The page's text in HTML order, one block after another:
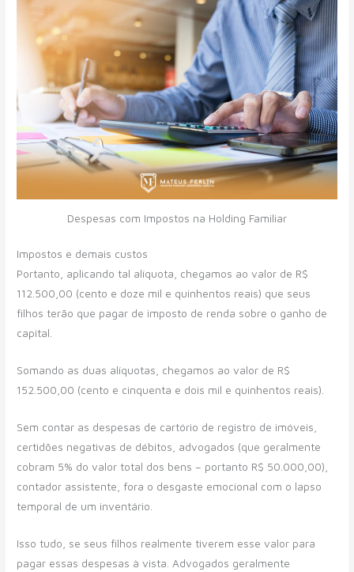
Despesas com Impostos na Holding Familiar
Impostos e demais custos
Portanto, aplicando tal alíquota, chegamos ao valor de R$
112.500,00 (cento e doze mil e quinhentos reais) que seus
filhos terão que pagar de imposto de renda sobre o ganho de
capital.
Somando as duas alíquotas, chegamos ao valor de R$
152.500,00 (cento e cinquenta e dois mil e quinhentos reais).
Sem contar as despesas de cartório de registro de imóveis,
certidões negativas de débitos, advogados (que geralmente
cobram 5% do valor total dos bens – portanto R$ 50.000,00),
contador assistente, fora o desgaste emocional com o lapso
temporal de um inventário.
Isso tudo, se seus filhos realmente tiverem esse valor para
pagar essas despesas à vista. Advogados geralmente